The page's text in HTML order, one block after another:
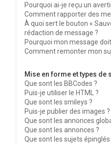
Pourquoi ai-je reçu un
Comment rapporter des
À quoi sert le bouton «
rédaction de message ?
Pourquoi mon message
Comment remonter mon
Mise en forme et types de
Que sont les BBCodes ?
Puis-je utiliser le HTML ?
Que sont les smileys ?
Puis-je publier des images ?
Que sont les annonces
Que sont les annonces ?
Que sont les sujets épinglés